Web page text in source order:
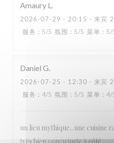
Amaury L
2026-07-29 - 20:15 - 来宾 2
服务 : 5/5 氛围 : 5/5 菜单 : 5/
Daniel G
2026-07-25 - 12:30 - 来宾 2
服务 : 4/5 氛围 : 5/5 菜单 : 4/
un lieu mythique...une cuisine